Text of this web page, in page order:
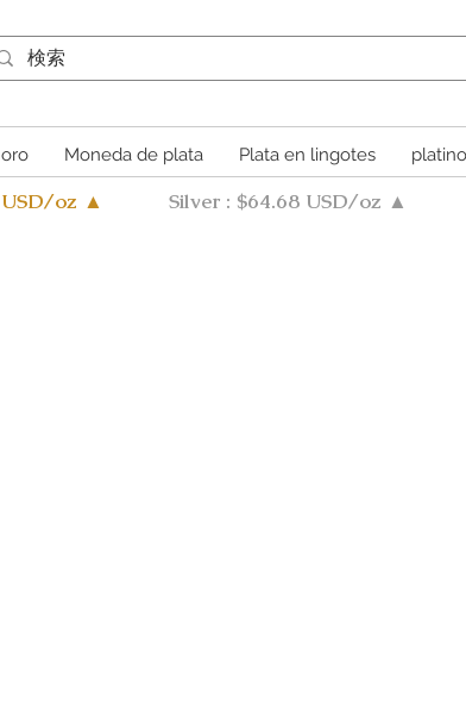
Moneda de plata Plata en lingotes platino
USD/oz ▲ Silver : $64.68 USD/oz ▲